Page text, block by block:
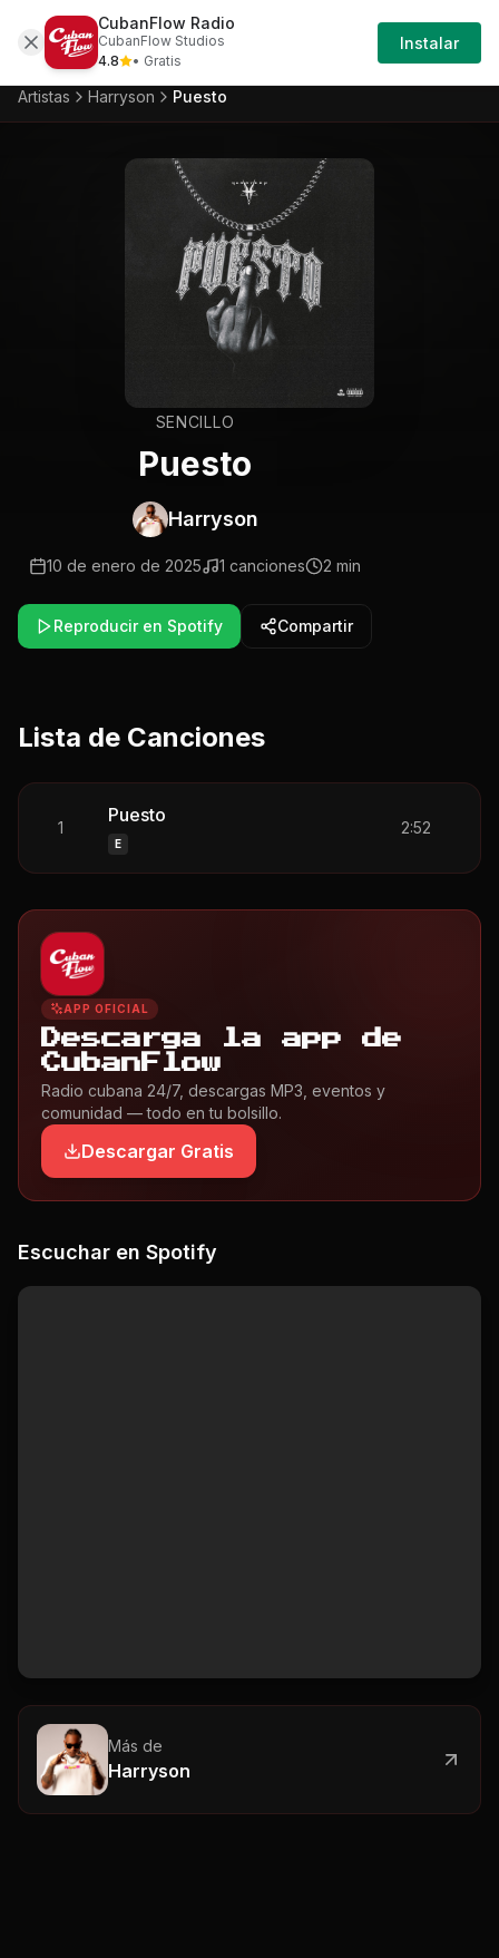
Artistas Harryson Harryson-puesto
Iniciar
Sesión
Artistas Harryson Puesto
SENCILLO
Puesto
Harryson
10 de enero de 2025 1 canciones 2 min
Reproducir en Spotify Compartir
Lista de Canciones
1
Puesto
E
2:52
APP OFICIAL
Descarga la app de
CubanFlow
Radio cubana 24/7, descargas MP3, eventos y
comunidad — todo en tu bolsillo.
Descargar Gratis
Escuchar en Spotify
Más de
Harryson
CubanFlow Radio
CubanFlow Studios
4.8
• Gratis
Instalar